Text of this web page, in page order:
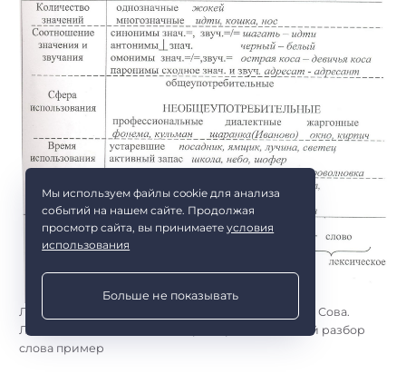
Лексический разбор слова. Лексический разбор Сова.
Лексический анализ слова пример. Лексический разбор
слова пример
Мы используем файлы cookie для анализа
событий на нашем сайте. Продолжая
просмотр сайта, вы принимаетеусловия
использования
Больше не показывать